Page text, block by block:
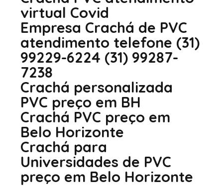
virtual Covid
Empresa Crachá de PVC
atendimento telefone (31)
99229-6224 (31) 99287-
7238
Crachá personalizada
PVC preço em BH
Crachá PVC preço em
Belo Horizonte
Crachá para
Universidades de PVC
preço em Belo Horizonte